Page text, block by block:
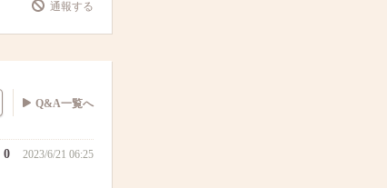
通報する
Q&A一覧へ
0 2023/6/21 06:25